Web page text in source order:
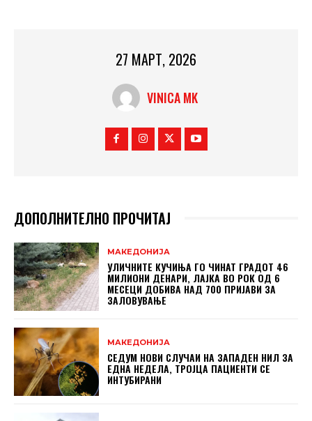
27 МАРТ, 2026
VINICA MK
ДОПОЛНИТЕЛНО ПРОЧИТАЈ
МАКЕДОНИЈА
УЛИЧНИТЕ КУЧИЊА ГО ЧИНАТ ГРАДОТ 46
МИЛИОНИ ДЕНАРИ, ЛАЈКА ВО РОК ОД 6
МЕСЕЦИ ДОБИВА НАД 700 ПРИЈАВИ ЗА
ЗАЛОВУВАЊЕ
МАКЕДОНИЈА
СЕДУМ НОВИ СЛУЧАИ НА ЗАПАДЕН НИЛ ЗА
ЕДНА НЕДЕЛА, ТРОЈЦА ПАЦИЕНТИ СЕ
ИНТУБИРАНИ